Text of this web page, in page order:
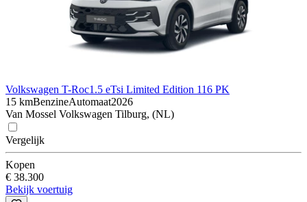
Volkswagen T-Roc1.5 eTsi Limited Edition 116 PK
15 kmBenzineAutomaat2026
Van Mossel Volkswagen Tilburg, (NL)
Vergelijk
Kopen
€ 38.300
Bekijk voertuig